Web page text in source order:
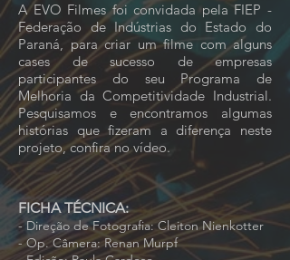
A EVO Filmes foi convidada pela FIEP -
Federação de Indústrias do Estado do
Paraná, para criar um filme com alguns
cases de sucesso de empresas
participantes do seu Programa de
Melhoria da Competitividade Industrial.
Pesquisamos e encontramos algumas
histórias que fizeram a diferença neste
projeto, confira no vídeo.
FICHA TÉCNICA:
- Direção de Fotografia: Cleiton Nienkotter
- Op. Câmera: Renan Murpf